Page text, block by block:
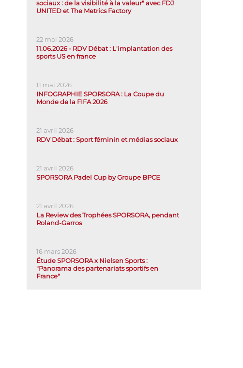
sociaux : de la visibilité à la valeur" avec FDJ
UNITED et The Metrics Factory
22 mai 2026
11.06.2026 - RDV Débat : L'implantation des
sports US en france
11 mai 2026
INFOGRAPHIE SPORSORA : La Coupe du
Monde de la FIFA 2026
21 avril 2026
RDV Débat : Sport féminin et médias sociaux
21 avril 2026
SPORSORA Padel Cup by Groupe BPCE
21 avril 2026
La Review des Trophées SPORSORA, pendant
Roland-Garros
16 mars 2026
Étude SPORSORA x Nielsen Sports :
"Panorama des partenariats sportifs en
France"